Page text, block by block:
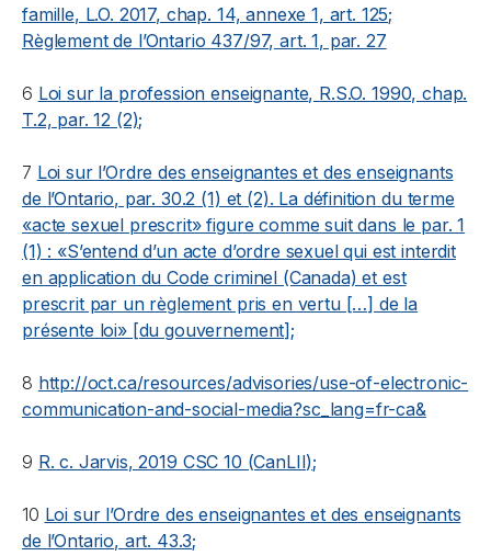
famille, L.O. 2017, chap. 14, annexe 1, art. 125;
Règlement de l’Ontario 437/97, art. 1, par. 27
6 Loi sur la profession enseignante, R.S.O. 1990, chap.
T.2, par. 12 (2);
7 Loi sur l’Ordre des enseignantes et des enseignants
de l’Ontario, par. 30.2 (1) et (2). La définition du terme
«acte sexuel prescrit» figure comme suit dans le par. 1
(1) : «S’entend d’un acte d’ordre sexuel qui est interdit
en application duCode criminel (Canada) et est
prescrit par un règlement pris en vertu […] de la
présente loi» [du gouvernement];
8 http://oct.ca/resources/advisories/use-of-electronic-
communication-and-social-media?sc_lang=fr-ca&
9 R. c. Jarvis, 2019 CSC 10 (CanLII);
10 Loi sur l’Ordre des enseignantes et des enseignants
de l’Ontario, art. 43.3;